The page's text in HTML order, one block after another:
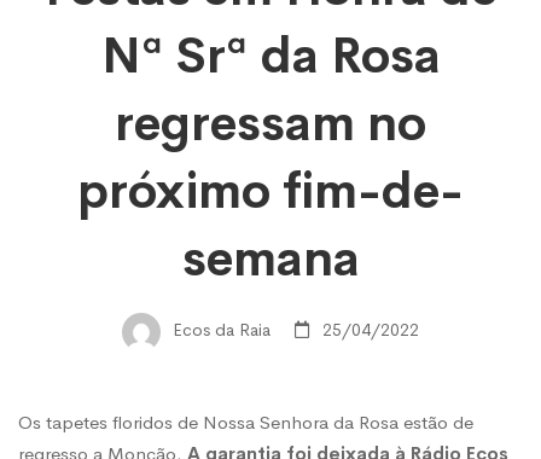
em
Honra
de
da
Nª Srª da Rosa
regressam no
próximo fim-de-
semana
Ecos da Raia 25/04/2022
Os tapetes floridos de Nossa Senhora da Rosa estão de
regresso a Monção. A garantia foi deixada à Rádio Ecos